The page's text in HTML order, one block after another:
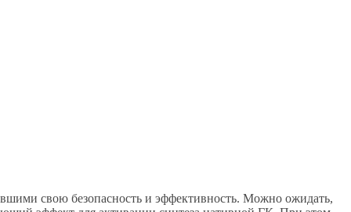
свою безопасность и эффективность. Можно ожидать,